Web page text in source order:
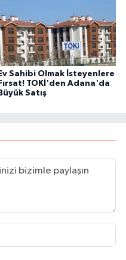
Ev Sahibi Olmak İsteyenlere
Fırsat! TOKİ'den Adana'da
Büyük Satış